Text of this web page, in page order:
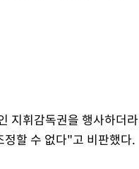
지휘감독권을 행사하더라
정할 수 없다"고 비판했다.